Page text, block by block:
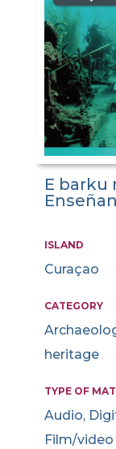
E barku
ISLAND
Curaçao
CATEGORY
heritage
TYPE OF
Audio,
Film/video